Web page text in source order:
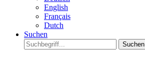
English
Français
Dutch
Suchen
Suchen